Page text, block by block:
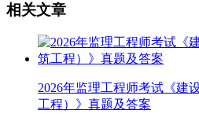
相关文章
2026年监理工程师考试《建
工程）》真题及答案